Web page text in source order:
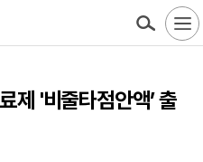
제 '비줄타점안액’ 출